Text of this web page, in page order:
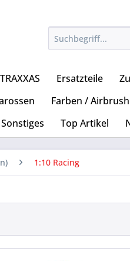
TRAXXAS Ersatzteile
Farben / Airbrush
Sonstiges Top Artikel
1:10 Racing